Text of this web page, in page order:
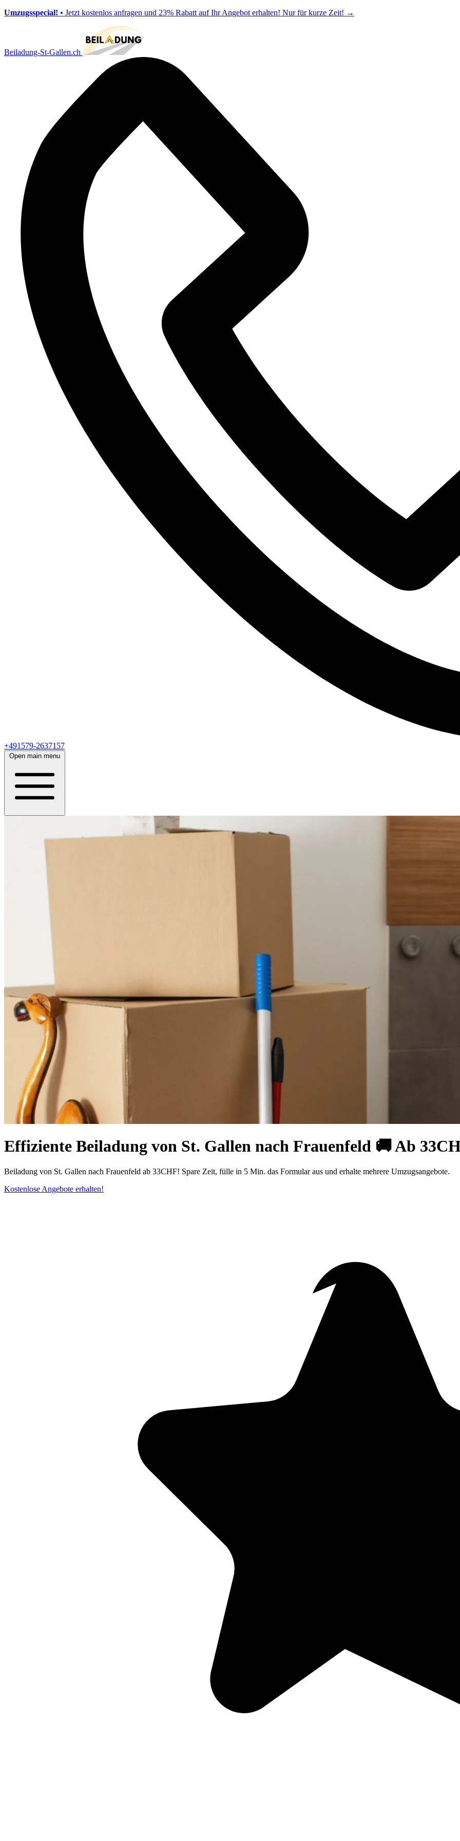
Umzugsspecial! • Jetzt kostenlos anfragen und 23% Rabatt auf Ihr Angebot erhalten! Nur für kurze Zeit! →
Beiladung-St-Gallen.ch
+491579-2637157
Open main menu
Effiziente Beiladung von St. Gallen nach Frauenfeld 🚚 Ab
Beiladung von St. Gallen nach Frauenfeld ab 33CHF! Spare Zeit, fülle in 5 Min. das Formular aus und erhalte mehrere Umzugsangebote.
Kostenlose Angebote erhalten!